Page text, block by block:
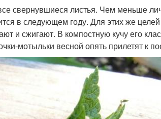
свернувшиеся листья. Чем меньше
в следующем году. Для этих же
и сжигают. В компостную кучу его
мотыльки весной опять прилетят к